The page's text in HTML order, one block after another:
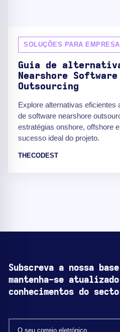
SOLUÇÕES PARA
Guia de
Nearshore Software
Outsourcing
Explore alternativas eficientes
de software nearshore
estratégias onshore, offshore
sucesso ideal do projeto.
THECODEST
Subscreva a nossa
mantenha-se
conhecimentos do